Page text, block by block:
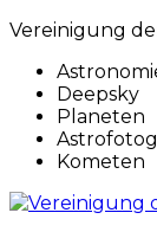
Vereinigung
Deepsky
Planeten
Kometen